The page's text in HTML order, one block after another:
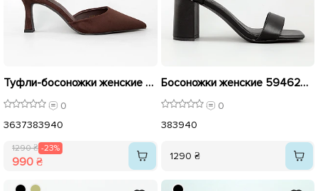
Туфли-босоножки женские острый носок 594612 Коричневые распродажа
0
3637383940
1290 ₴ -23%
990 ₴
Босоножки женские 594620 Черные
0
383940
1290 ₴